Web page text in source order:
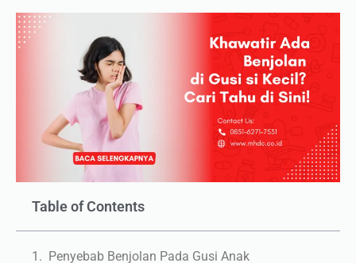
Table of Contents
Penyebab Benjolan Pada Gusi Anak